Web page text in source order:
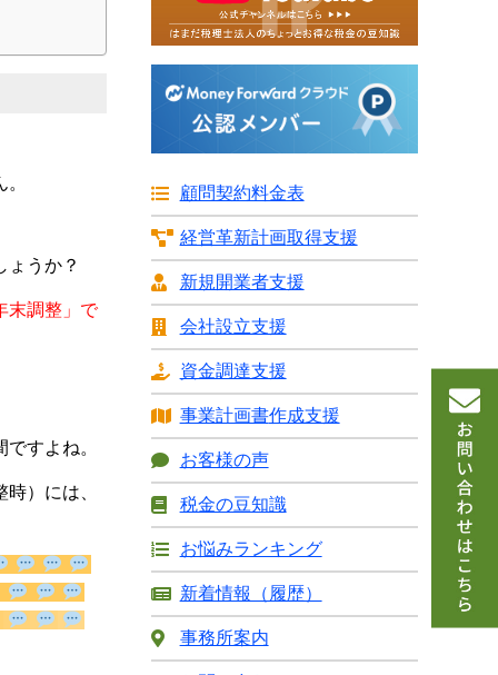
ょうか？
末調整」で
すよね。
）には、
顧問契約料金表
経営革新計画取得支援
新規開業者支援
会社設立支援
資金調達支援
事業計画書作成支援
お客様の声
税金の豆知識
お悩みランキング
新着情報（履歴）
事務所案内